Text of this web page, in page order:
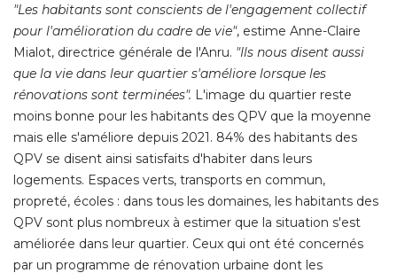
"Les habitants sont conscients de l'engagement collectif
pour l'amélioration du cadre de vie", estime Anne-Claire
Mialot, directrice générale de l'Anru. "Ils nous disent aussi
que la vie dans leur quartier s'améliore lorsque les
rénovations sont terminées". L'image du quartier reste
moins bonne pour les habitants des QPV que la moyenne
mais elle s'améliore depuis 2021. 84% des habitants des
QPV se disent ainsi satisfaits d'habiter dans leurs
logements. Espaces verts, transports en commun,
propreté, écoles : dans tous les domaines, les habitants des
QPV sont plus nombreux à estimer que la situation s'est
améliorée dans leur quartier. Ceux qui ont été concernés
par un programme de rénovation urbaine dont les